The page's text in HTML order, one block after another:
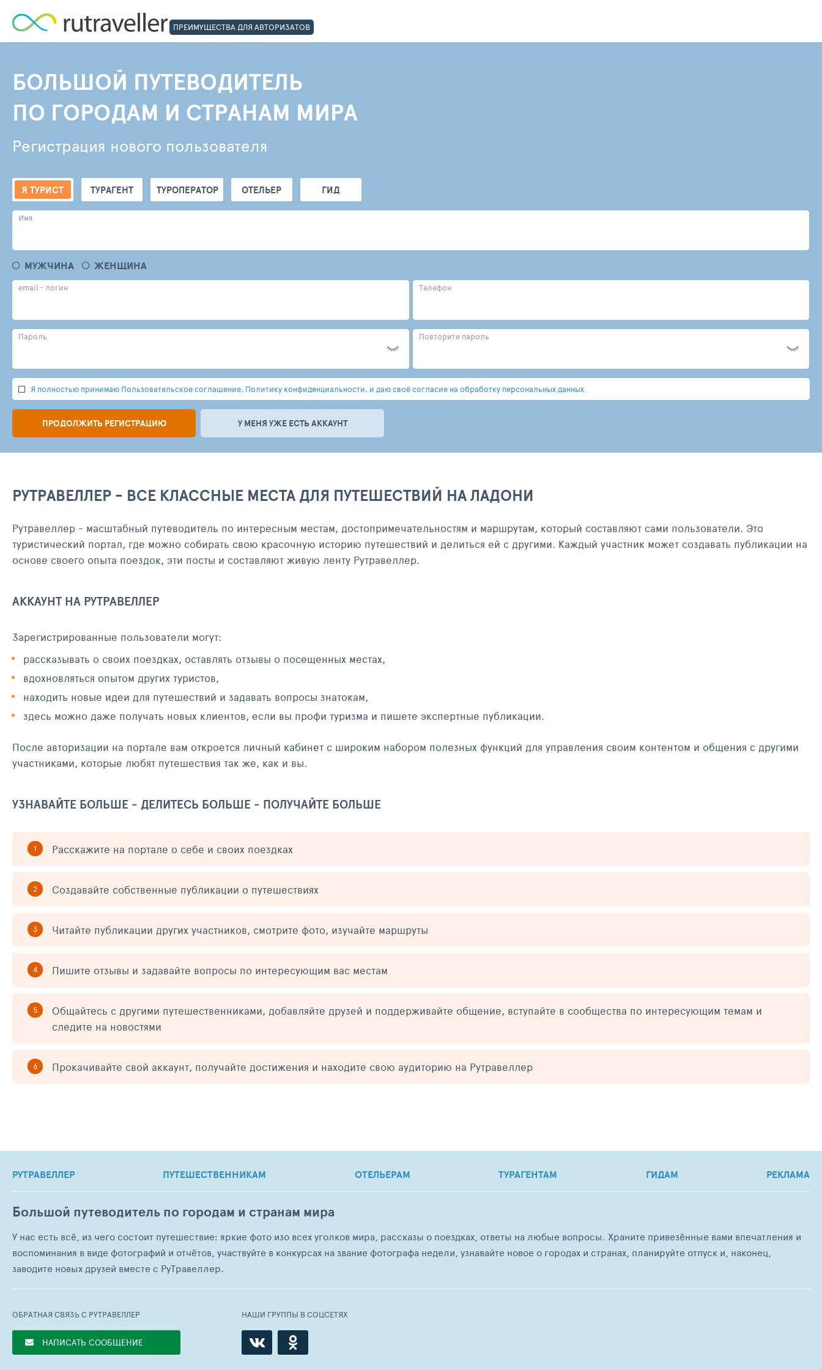
ПРЕИМУЩЕСТВА ДЛЯ АВТОРИЗАТОВ
БОЛЬШОЙ ПУТЕВОДИТЕЛЬ
ПО ГОРОДАМ И СТРАНАМ МИРА
Регистрация нового пользователя
Я ТУРИСТ ТУРАГЕНТ ТУРОПЕРАТОР ОТЕЛЬЕР ГИД
Имя
МУЖЧИНА ЖЕНЩИНА
email - логин Телефон
Пароль Повторите пароль
Я полностью принимаю Пользовательское соглашение, Политику конфиденциальности, и даю своё согласие на обработку персональных данных.
ПРОДОЛЖИТЬ РЕГИСТРАЦИЮ У МЕНЯ УЖЕ ЕСТЬ АККАУНТ
РУТРАВЕЛЛЕР - ВСЕ КЛАССНЫЕ МЕСТА ДЛЯ ПУТЕШЕСТВИЙ НА ЛАДОНИ
Рутравеллер - масштабный путеводитель по интересным местам, достопримечательностям и маршрутам, который составляют сами пользователи. Это
туристический портал, где можно собирать свою красочную историю путешествий и делиться ей с другими. Каждый участник может создавать публикации на
основе своего опыта поездок, эти посты и составляют живую ленту Рутравеллер.
АККАУНТ НА РУТРАВЕЛЛЕР
Зарегистрированные пользователи могут:
рассказывать о своих поездках, оставлять отзывы о посещенных местах,
вдохновляться опытом других туристов,
находить новые идеи для путешествий и задавать вопросы знатокам,
здесь можно даже получать новых клиентов, если вы профи туризма и пишете экспертные публикации.
После авторизации на портале вам откроется личный кабинет с широким набором полезных функций для управления своим контентом и общения с другими
участниками, которые любят путешествия так же, как и вы.
УЗНАВАЙТЕ БОЛЬШЕ - ДЕЛИТЕСЬ БОЛЬШЕ - ПОЛУЧАЙТЕ БОЛЬШЕ
Расскажите на портале о себе и своих поездках
Создавайте собственные публикации о путешествиях
Читайте публикации других участников, смотрите фото, изучайте маршруты
Пишите отзывы и задавайте вопросы по интересующим вас местам
Общайтесь с другими путешественниками, добавляйте друзей и поддерживайте общение, вступайте в сообщества по интересующим темам и
следите на новостями
Прокачивайте свой аккаунт, получайте достижения и находите свою аудиторию на Рутравеллер
РУТРАВЕЛЛЕР ПУТЕШЕСТВЕННИКАМ ОТЕЛЬЕРАМ ТУРАГЕНТАМ ГИДАМ РЕКЛАМА
Большой путеводитель по городам и странам мира
У нас есть всё, из чего состоит путешествие: яркие фото изо всех уголков мира, рассказы о поездках, ответы на любые вопросы. Храните привезённые вами впечатления и
воспоминания в виде фотографий и отчётов, участвуйте в конкурсах на звание фотографа недели, узнавайте новое о городах и странах, планируйте отпуск и, наконец,
заводите новых друзей вместе с РуТравеллер.
ОБРАТНАЯ СВЯЗЬ С РУТРАВЕЛЛЕР
НАПИСАТЬ СООБЩЕНИЕ
НАШИ ГРУППЫ В СОЦСЕТЯХ